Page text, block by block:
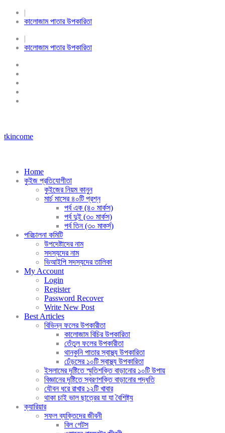
|
কালোজাম পাতার উপকারিতা
|
কালোজাম পাতার উপকারিতা
tkincome
Home
কুইজ প্রতিযোগীতা
কুইজের নিয়ম কানুন
মার্চ মাসের ৪০টি প্রশ্ন
পর্ব এক (৪০ মার্কস)
পর্ব দুই (৩০ মার্কস)
পর্ব তিন (৩০ মাকর্স)
পরিচালনা কমিটি
উপদেষ্টাদের নাম
সদস্যদের নাম
ভিআইপি সদস্যদের তালিকা
My Account
Login
Register
Password Recover
Write New Post
Best Articles
বিভিন্ন ফলের উপকারীতা
কালোজাম বিচির উপকারিতা
তেঁতুল ফলের উপকারীতা
থানকুনি পাতার স্বাস্থ্য উপকারিতা
ঢেঁড়সের ১০টি স্বাস্থ্য উপকারিতা
ইসলামের দৃষ্টিতে স্মৃতিশক্তি বাড়ানোর ১০টি উপায়
বিজ্ঞানের দৃষ্টিতে স্বরণশক্তি বাড়ানোর পদ্ধতি
যৌবন ধরে রাখার ১২টি খাবার
থাকা চাই ভাল ছাত্রের যা যা বৈশিষ্ট্য
ক্যারিয়ার
সফল ব্যক্তিদের জীবনী
বিল গেটস